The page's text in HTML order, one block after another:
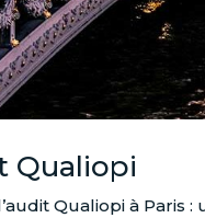
Qualiopi
Qualiopi à Paris